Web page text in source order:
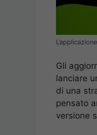
Gli
lanciare
di una
pensato
versione